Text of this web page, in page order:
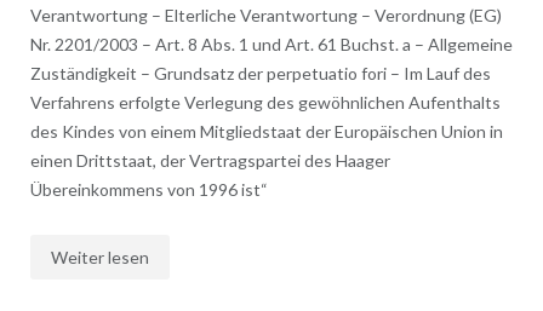
Verantwortung – Elterliche Verantwortung – Verordnung (EG)
Nr. 2201/2003 – Art. 8 Abs. 1 und Art. 61 Buchst. a – Allgemeine
Zuständigkeit – Grundsatz der perpetuatio fori – Im Lauf des
Verfahrens erfolgte Verlegung des gewöhnlichen Aufenthalts
des Kindes von einem Mitgliedstaat der Europäischen Union in
einen Drittstaat, der Vertragspartei des Haager
Übereinkommens von 1996 ist“
Weiter lesen